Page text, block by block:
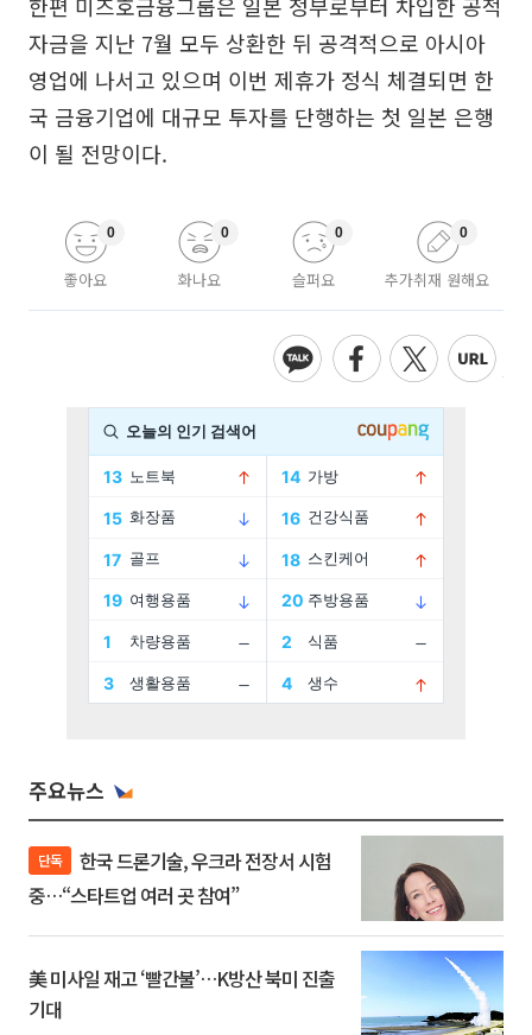
자금을 지난 7월 모두 상환한 뒤 공격적으로 아시아
영업에 나서고 있으며 이번 제휴가 정식 체결되면 한
국 금융기업에 대규모 투자를 단행하는 첫 일본 은행
이 될 전망이다.
좋아요
0
화나요
0
슬퍼요
0
추가취재 원해요
0
주요뉴스
단독
중…“스타트업 여러 곳 참여”
美 미사일 재고 ‘빨간불’…K방산 북미 진출
기대